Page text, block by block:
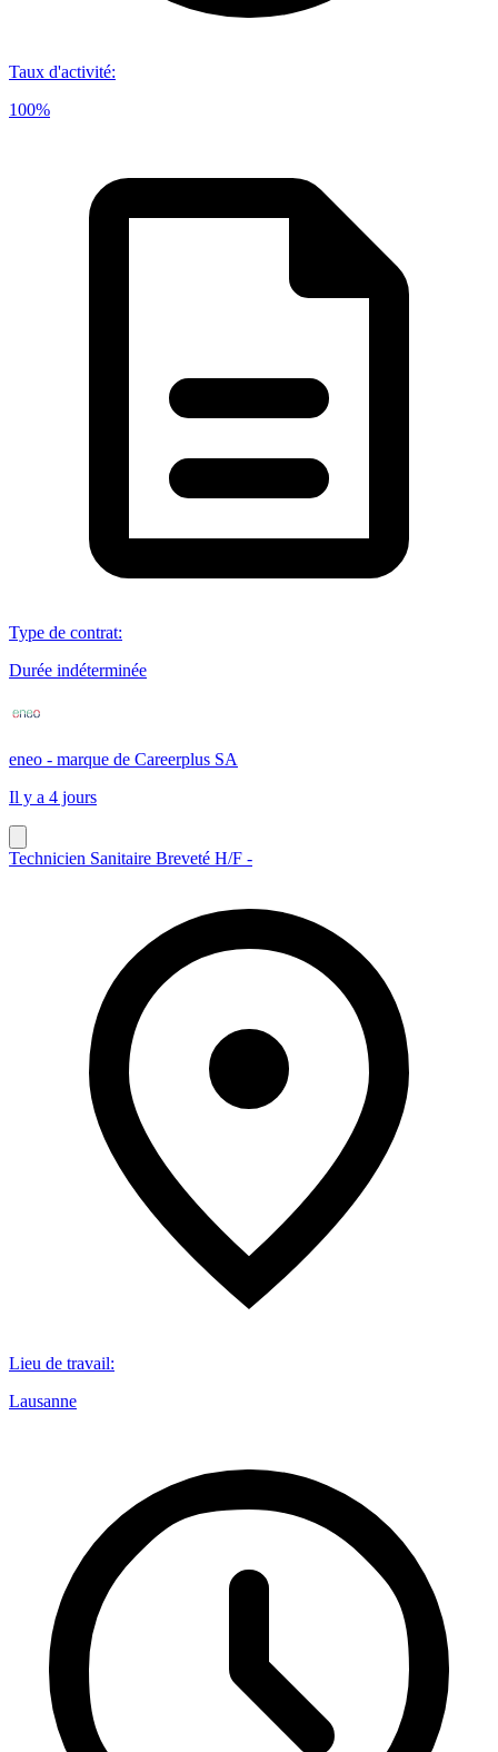
Taux d'activité:
100%
Type de contrat:
Durée indéterminée
eneo - marque de Careerplus SA
Il y a 4 jours
Technicien Sanitaire Breveté H/F -
Lieu de travail:
Lausanne